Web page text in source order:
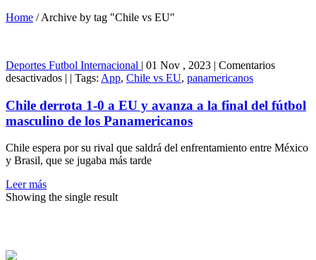
Home / Archive by tag "Chile vs EU"
Deportes Futbol Internacional | 01 Nov , 2023 | Comentarios
desactivadosen
derrota
1-
0
EU
y
la
| | Tags: App, Chile vs EU, panamericanos
Chile derrota 1-0 a EU y avanza a la final del fútbol
masculino de los Panamericanos
Chile espera por su rival que saldrá del enfrentamiento entre México
y Brasil, que se jugaba más tarde
Leer más
Showing the single result